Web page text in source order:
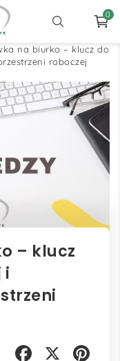
0
na biurko – klucz do
roboczej
– klucz
i